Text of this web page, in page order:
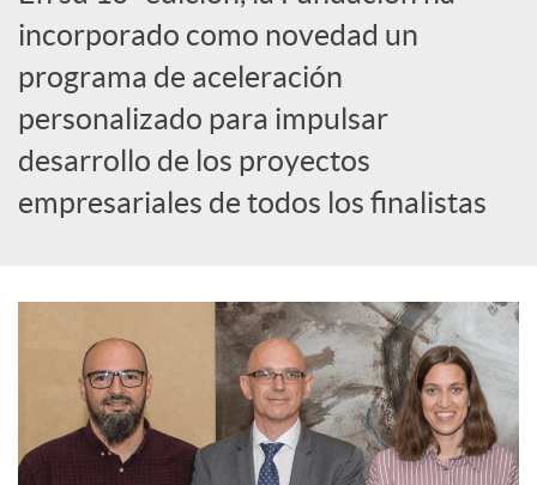
c
i
a
l
s
incorporado como novedad un
programa de aceleración
personalizado para impulsar
desarrollo de los proyectos
empresariales de todos los finalistas